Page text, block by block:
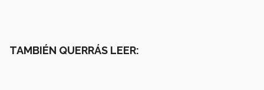
TAMBIÉN QUERRÁS LEER: